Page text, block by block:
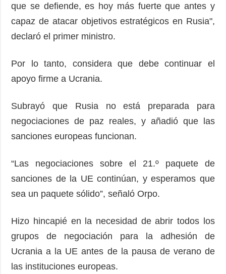
que se defiende, es hoy más fuerte que antes y
capaz de atacar objetivos estratégicos en Rusia",
declaró el primer ministro.
Por lo tanto, considera que debe continuar el
apoyo firme a Ucrania.
Subrayó que Rusia no está preparada para
negociaciones de paz reales, y añadió que las
sanciones europeas funcionan.
“Las negociaciones sobre el 21.º paquete de
sanciones de la UE continúan, y esperamos que
sea un paquete sólido”, señaló Orpo.
Hizo hincapié en la necesidad de abrir todos los
grupos de negociación para la adhesión de
Ucrania a la UE antes de la pausa de verano de
las instituciones europeas.